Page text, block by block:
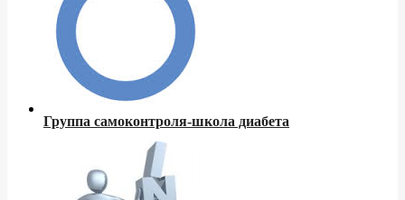
Группа самоконтроля-школа диабета